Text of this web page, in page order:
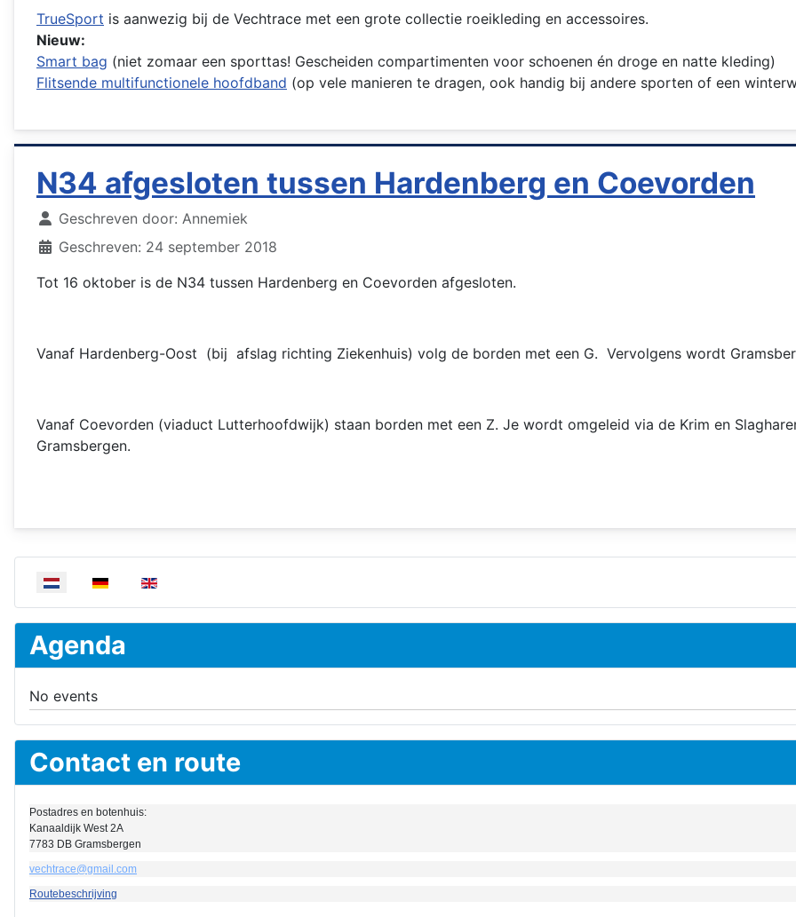
TrueSport is aanwezig bij de Vechtrace met een grote collectie roeikleding en accessoires.
Nieuw:
Smart bag (niet zomaar een sporttas! Gescheiden compartimenten voor schoenen én droge en natte kleding)
Flitsende multifunctionele hoofdband (op vele manieren te dragen, ook handig bij andere sporten of een
N34 afgesloten tussen Hardenberg en Coevorden
Details
Geschreven door: Annemiek
Geschreven: 24 september 2018
Tot 16 oktober is de N34 tussen Hardenberg en Coevorden afgesloten.
Vanaf Hardenberg-Oost (bij afslag richting Ziekenhuis) volg de borden met een G. Vervolgens wordt
Vanaf Coevorden (viaduct Lutterhoofdwijk) staan borden met een Z. Je wordt omgeleid via de Krim en
Gramsbergen.
Selecteer de taal
Agenda
No events
Contact en route
Postadres en botenhuis:
Kanaaldijk West 2A
7783 DB Gramsbergen
vechtrace@gmail.com
Routebeschrijving